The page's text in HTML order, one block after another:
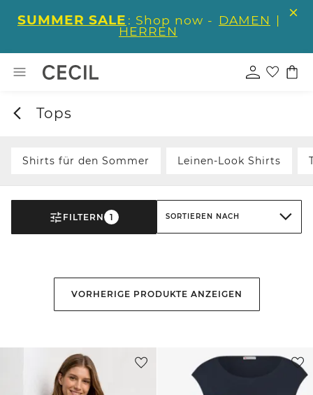
SUMMER SALE : Shop now - DAMEN |
HERREN
Tops
Shirts für den Sommer Leinen-Look Shirts
FILTERN 1 SORTIEREN NACH
VORHERIGE PRODUKTE ANZEIGEN